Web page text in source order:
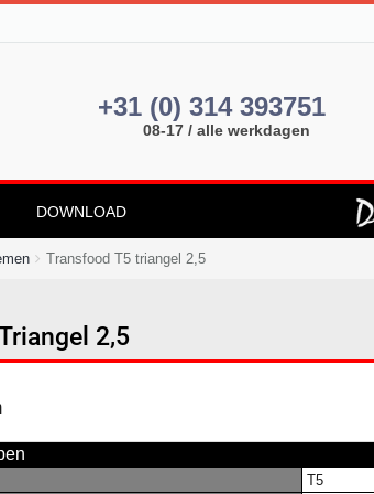
+31 (0) 314 393751
08-17 / alle werkdagen
DOWNLOAD
Transfood T5 triangel 2,5
2,5
T5